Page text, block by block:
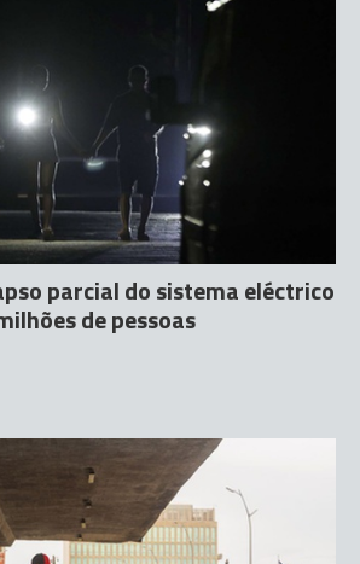
parcial do sistema eléctrico
de pessoas